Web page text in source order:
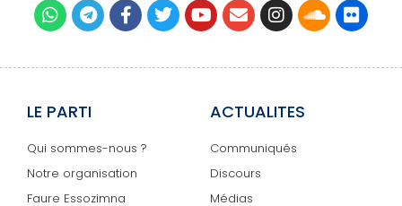
LE PARTI
Qui sommes-nous ?
Notre organisation
Faure Essozimna
ACTUALITES
Communiqués
Discours
Médias